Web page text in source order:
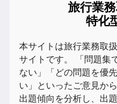
旅行業
特化
本サイトは旅行業務取
サイトです。 「問題集
ない」「どの問題を優
い」といったご意見か
出題傾向を分析し、出